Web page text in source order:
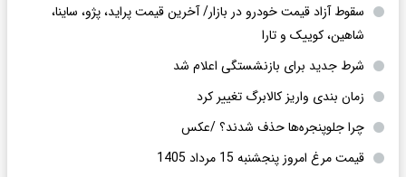
سقوط آزاد قیمت خودرو در بازار/ آخرین قیمت پراید، پژو، ساینا،
شاهین، کوییک و تارا
شرط جدید برای بازنشستگی اعلام شد
زمان بندی واریز کالابرگ تغییر کرد
چرا جلوپنجره‌ها حذف شدند؟ /عکس
قیمت مرغ امروز پنجشنبه 15 مرداد 1405